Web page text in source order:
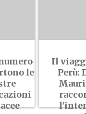
le
Il
Perù: